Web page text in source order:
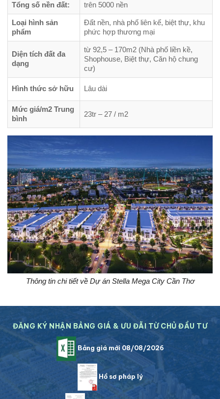
Tổng số nền đất: trên 5000 nền
Loại hình sản
phẩm
Đất nền, nhà phố liên kế, biệt thự, khu
phức hợp thương mại
Diện tích đất đa
dạng
từ 92,5 – 170m2 (Nhà phố liền kề,
Shophouse, Biệt thự, Căn hộ chung
cư)
Hình thức sở hữu Lâu dài
Mức giá/m2 Trung
bình
23tr – 27 / m2
Thông tin chi tiết về Dự án Stella Mega City Cần Thơ
ĐĂNG KÝ NHẬN BẢNG GIÁ & ƯU ĐÃI TỪ CHỦ ĐẦU TƯ
Bảng giá mới 08/08/2026
Hồ sơ pháp lý